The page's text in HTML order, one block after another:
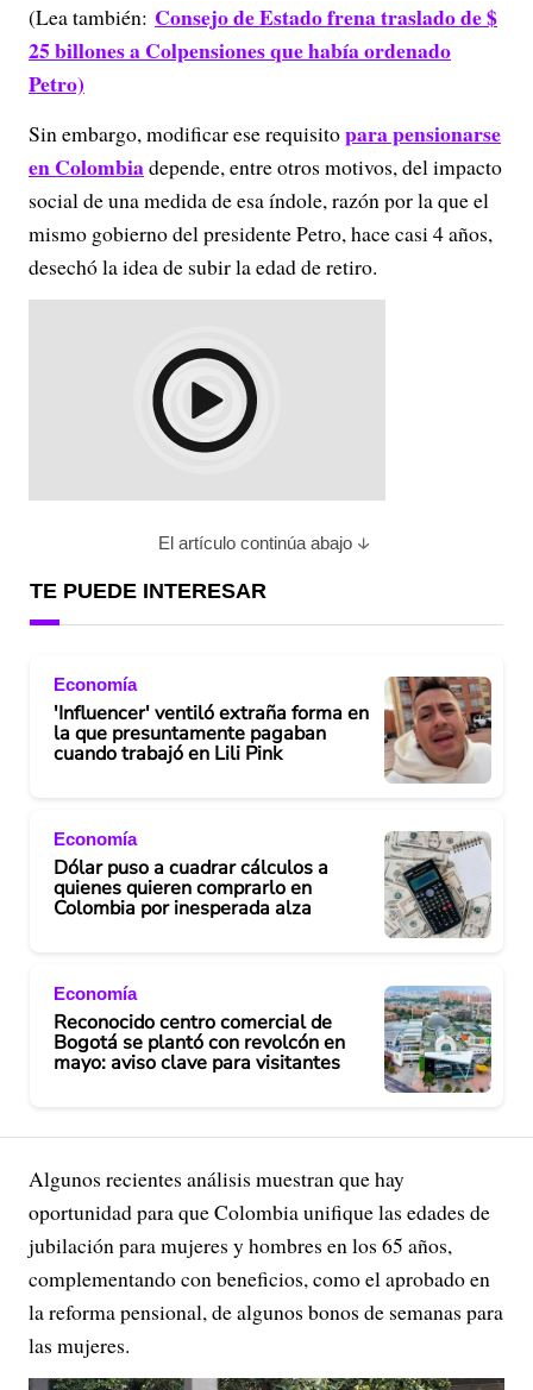
(Lea también: Consejo de Estado frena traslado de $
25 billones a Colpensiones que había ordenado
Petro)
Sin embargo, modificar ese requisitopara pensionarse
en Colombiadepende, entre otros motivos, del impacto
social de una medida de esa índole, razón por la que el
mismo gobierno del presidente Petro, hace casi 4 años,
desechó la idea de subir la edad de retiro.
El artículo continúa abajo
TE PUEDE INTERESAR
Economía
'Influencer' ventiló extraña forma en
la que presuntamente pagaban
cuando trabajó en Lili Pink
Economía
Dólar puso a cuadrar cálculos a
quienes quieren comprarlo en
Colombia por inesperada alza
Economía
Reconocido centro comercial de
Bogotá se plantó con revolcón en
mayo: aviso clave para visitantes
Algunos recientes análisis muestran que hay
oportunidad para que Colombia unifique las edades de
jubilación para mujeres y hombres en los 65 años,
complementando con beneficios, como el aprobado en
la reforma pensional, de algunos bonos de semanas para
las mujeres.